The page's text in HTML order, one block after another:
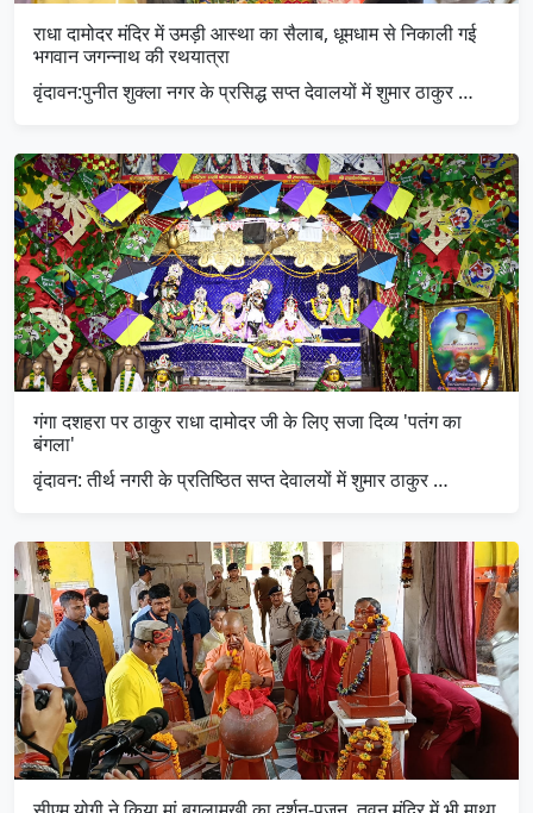
राधा दामोदर मंदिर में उमड़ी आस्था का सैलाब, धूमधाम से निकाली गई
भगवान जगन्नाथ की रथयात्रा
​वृंदावन:पुनीत शुक्ला नगर के प्रसिद्ध सप्त देवालयों में शुमार ठाकुर …
गंगा दशहरा पर ठाकुर राधा दामोदर जी के लिए सजा दिव्य 'पतंग का
बंगला'
​वृंदावन: तीर्थ नगरी के प्रतिष्ठित सप्त देवालयों में शुमार ठाकुर …